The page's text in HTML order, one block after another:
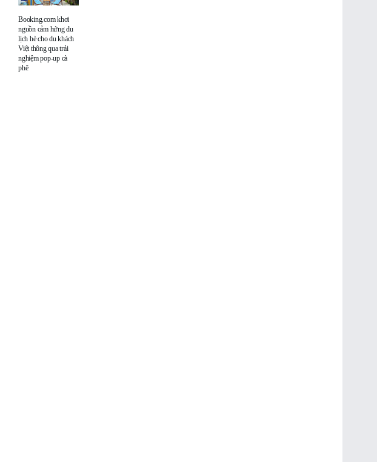
Booking.com khơi
nguồn cảm hứng du
lịch hè cho du khách
Việt thông qua trải
nghiệm pop-up cà
phê